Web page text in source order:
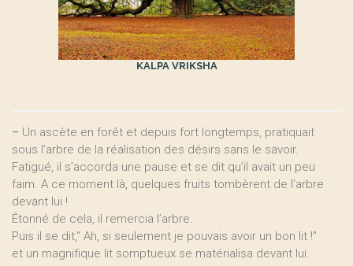
KALPA VRIKSHA
– Un ascète en forêt et depuis fort longtemps, pratiquait
sous l’arbre de la réalisation des désirs sans le savoir.
Fatigué, il s’accorda une pause et se dit qu’il avait un peu
faim. A ce moment là, quelques fruits tombèrent de l’arbre
devant lui !
Étonné de cela, il remercia l’arbre.
Puis il se dit," Ah, si seulement je pouvais avoir un bon lit !"
et un magnifique lit somptueux se matérialisa devant lui.